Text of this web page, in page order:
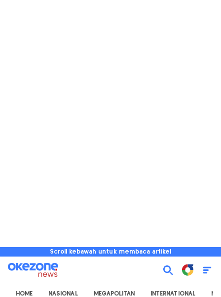
Scroll kebawah untuk membaca artikel
HOME NASIONAL MEGAPOLITAN INTERNATIONAL